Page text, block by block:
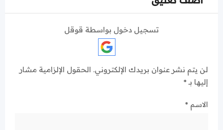
تسجيل دخول بواسطة قوقل
لن يتم نشر عنوان بريدك الإلكتروني. الحقول الإلزامية مشار
إليها بـ*
الاسم *